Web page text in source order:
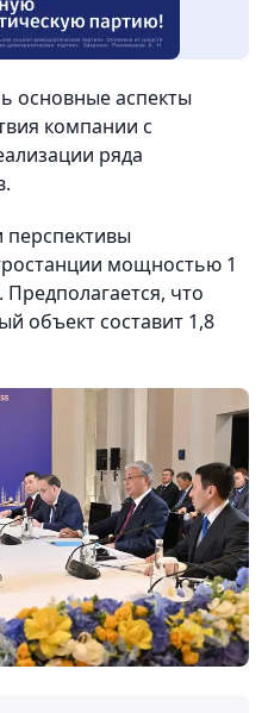
основные аспекты
компании с
ряда
перспективы
мощностью 1
что
объект составит 1,8